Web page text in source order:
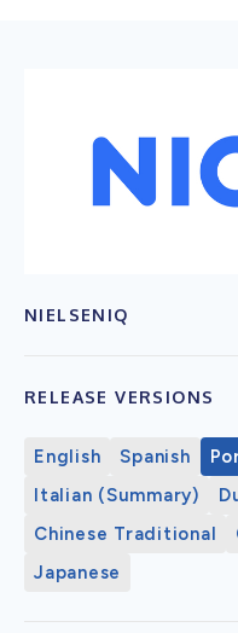
NIELSENIQ
RELEASE VERSIONS
English Spanish
Italian (Summary)
Chinese Traditional
Japanese